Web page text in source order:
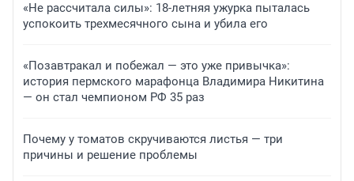
«Не рассчитала силы»: 18-летняя ужурка пыталась
успокоить трехмесячного сына и убила его
«Позавтракал и побежал — это уже привычка»:
история пермского марафонца Владимира Никитина
— он стал чемпионом РФ 35 раз
Почему у томатов скручиваются листья — три
причины и решение проблемы